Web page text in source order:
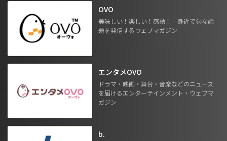
OVO
美味しい！楽しい！感動！ 身近で旬な話
題を発信するウェブマガジン
エンタメOVO
ドラマ・映画・舞台・音楽などのニュース
を届けるエンターテインメント・ウェブマ
ガジン
b.